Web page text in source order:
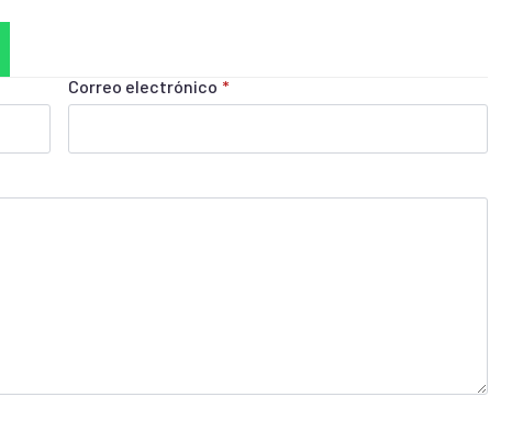
Correo electrónico *